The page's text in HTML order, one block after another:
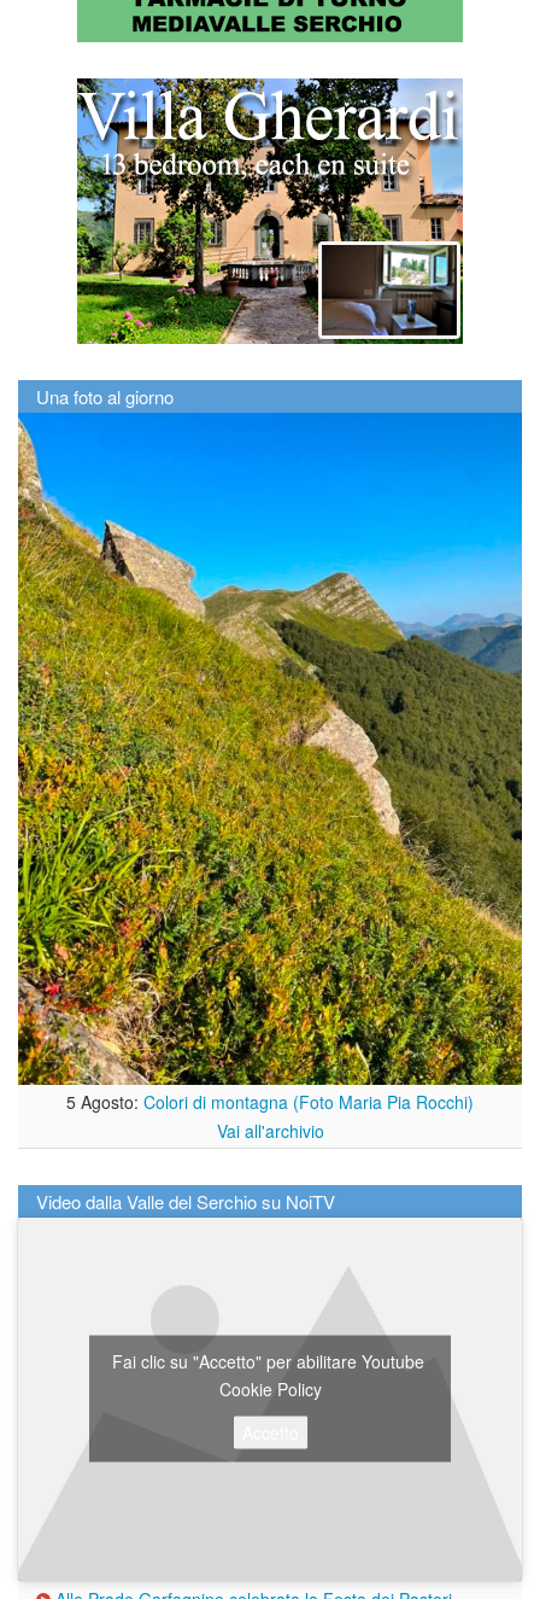
Una foto al giorno
5 Agosto: Colori di montagna (Foto Maria Pia Rocchi)
Vai all'archivio
Video dalla Valle del Serchio su NoiTV
Fai clic su "Accetto" per abilitare Youtube
Cookie Policy